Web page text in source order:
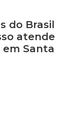
do Brasil
atende
Santa